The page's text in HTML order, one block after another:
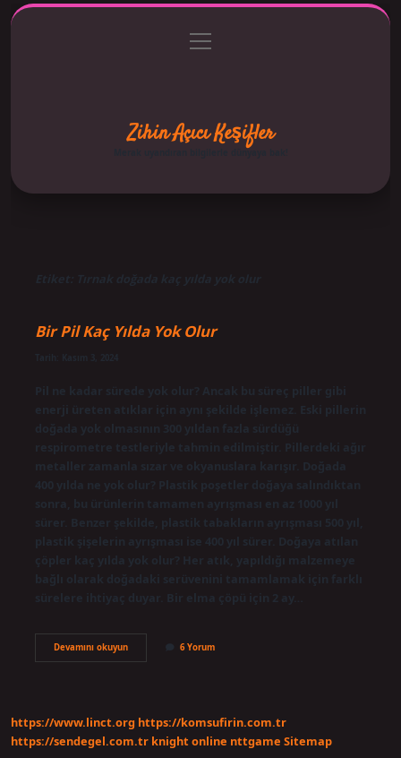
Gizlilik Politikası
menüyü
aç
Zihin Açıcı Keşifler
Merak uyandıran bilgilerle dünyaya bak!
Etiket: Tırnak doğada kaç yılda yok olur
Bir Pil Kaç Yılda Yok Olur
Pil ne kadar sürede yok olur? Ancak bu süreç piller gibi
enerji üreten atıklar için aynı şekilde işlemez. Eski pillerin
doğada yok olmasının 300 yıldan fazla sürdüğü
respirometre testleriyle tahmin edilmiştir. Pillerdeki ağır
metaller zamanla sızar ve okyanuslara karışır. Doğada
400 yılda ne yok olur? Plastik poşetler doğaya salındıktan
sonra, bu ürünlerin tamamen ayrışması en az 1000 yıl
sürer. Benzer şekilde, plastik tabakların ayrışması 500 yıl,
plastik şişelerin ayrışması ise 400 yıl sürer. Doğaya atılan
çöpler kaç yılda yok olur? Her atık, yapıldığı malzemeye
bağlı olarak doğadaki serüvenini tamamlamak için farklı
sürelere ihtiyaç duyar. Bir elma çöpü için 2 ay…
Devamını okuyunBir
Pil
6 Yorum
https://www.linct.org https://komsufirin.com.tr
https://sendegel.com.tr knight online nttgame Sitemap